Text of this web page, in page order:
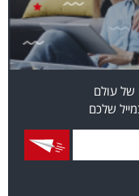
של עולם
שלכם